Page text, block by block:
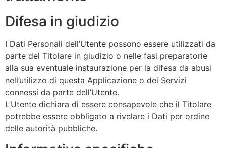
Difesa in giudizio
I Dati Personali dell’Utente possono essere utilizzati da
parte del Titolare in giudizio o nelle fasi preparatorie
alla sua eventuale instaurazione per la difesa da abusi
nell’utilizzo di questa Applicazione o dei Servizi
connessi da parte dell’Utente.
L’Utente dichiara di essere consapevole che il Titolare
potrebbe essere obbligato a rivelare i Dati per ordine
delle autorità pubbliche.